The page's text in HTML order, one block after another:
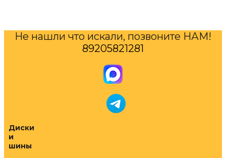
Не нашли что искали, позвоните НАМ!
89205821281
Диски
и
шины